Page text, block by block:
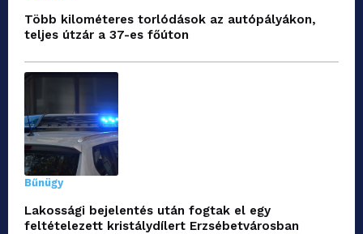
Több kilométeres torlódások az autópályákon,
teljes útzár a 37-es főúton
Bűnügy
Lakossági bejelentés után fogtak el egy
feltételezett kristálydílert Erzsébetvárosban